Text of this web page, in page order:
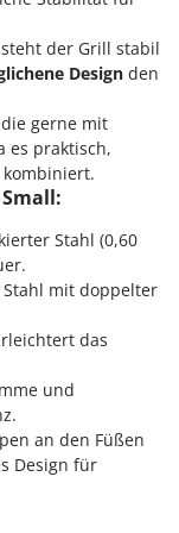
steht der Grill stabil
Design den
gerne mit
es praktisch,
Stahl (0,60
mit doppelter
das
und
an den Füßen
Design für